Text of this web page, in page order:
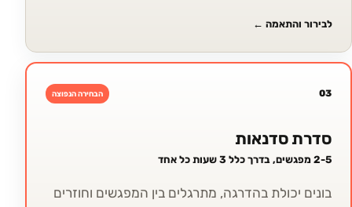
לבירור והתאמה ←
03 הבחירה הנפוצה
סדרת סדנאות
2-5 מפגשים, בדרך כלל 3 שעות כל אחד
בונים יכולת בהדרגה, מתרגלים בין המפגשים וחוזרים